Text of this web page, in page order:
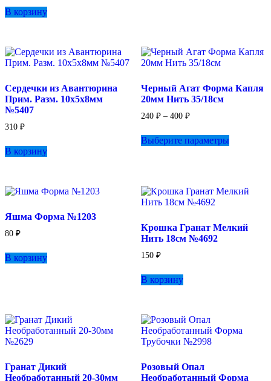
В корзину
выбрать
товара.
Сердечки из Авантюрина
Прим. Разм. 10х5х8мм
№5407
310 ₽
В корзину
Черный Агат Форма Капля
20мм Нить 35/18см
240 ₽ – 400 ₽Диапазон
240 ₽
–
Выберите параметрытовар
можно
странице
Яшма Форма №1203
80 ₽
В корзину
Крошка Гранат Мелкий
Нить 18см №4692
150 ₽
В корзину
Гранат Дикий
Необработанный 20-30мм
Розовый Опал
Необработанный Форма